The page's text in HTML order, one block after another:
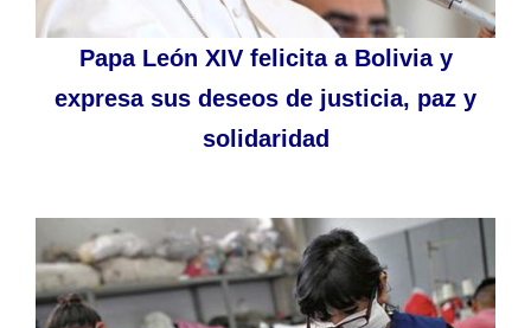
Papa León XIV felicita a Bolivia y
expresa sus deseos de justicia, paz y
solidaridad